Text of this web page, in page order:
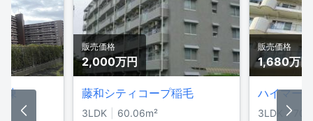
棟
販売価格
2,000万円
藤和シティコープ稲毛
3LDK 60.06m²
販売価格
1,680万円
ハイマー
3LDK